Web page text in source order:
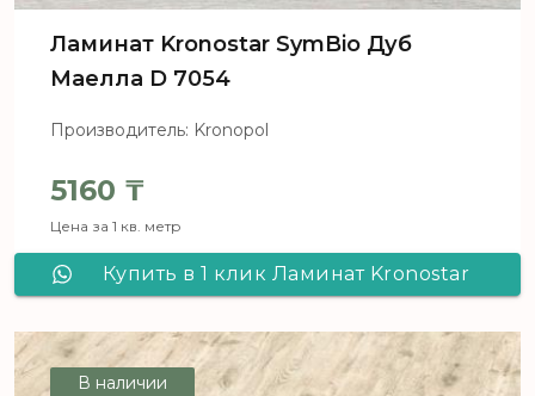
Ламинат Kronostar SymBio Дуб
Маелла D 7054
Производитель: Kronopol
5160 ₸
Цена за 1 кв. метр
Купить в 1 клик Ламинат Kronostar
В наличии